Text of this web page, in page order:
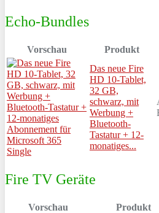
Echo-Bundles
Vorschau Produkt
Das neue Fire
HD 10-Tablet,
32 GB,
schwarz, mit
Werbung +
Bluetooth-
Tastatur + 12-
monatiges...
Fire TV Geräte
Vorschau Produkt